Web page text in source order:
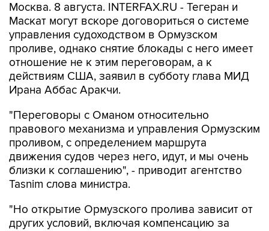
Москва. 8 августа. INTERFAX.RU - Тегеран и
Маскат могут вскоре договориться о системе
управления судоходством в Ормузском
проливе, однако снятие блокады с него имеет
отношение не к этим переговорам, а к
действиям США, заявил в субботу глава МИД
Ирана Аббас Аракчи.
"Переговоры с Оманом относительно
правового механизма и управления Ормузским
проливом, с определением маршрута
движения судов через него, идут, и мы очень
близки к соглашению", - приводит агентство
Tasnim слова министра.
"Но открытие Ормузского пролива зависит от
других условий, включая компенсацию за